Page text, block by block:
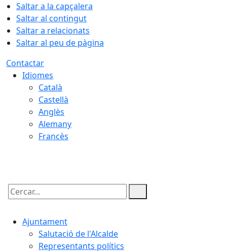
Saltar a la capçalera
Saltar al contingut
Saltar a relacionats
Saltar al peu de pàgina
Contactar
Idiomes
Català
Castellà
Anglès
Alemany
Francès
Cercar:
Ajuntament
Salutació de l'Alcalde
Representants polítics